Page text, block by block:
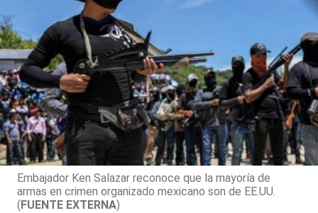
Embajador Ken Salazar reconoce que la mayoría de
armas en crimen organizado mexicano son de EE.UU.
(FUENTE EXTERNA)